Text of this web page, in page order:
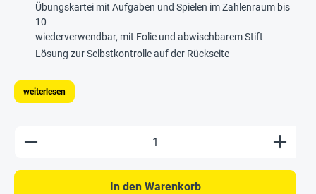
Übungskartei mit Aufgaben und Spielen im Zahlenraum bis
10
wiederverwendbar, mit Folie und abwischbarem Stift
Lösung zur Selbstkontrolle auf der Rückseite
weiterlesen
Produkt Anzahl: Gib den gewünschten
In den Warenkorb